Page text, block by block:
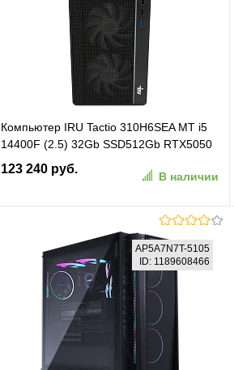
В избранное К сравнению
Компьютер IRU Tactio 310H6SEA MT i5
14400F (2.5) 32Gb SSD512Gb RTX5050
8Gb без ОС GbitEth 500W черный (RUS)
(2164591)
123 240 руб.
В наличии
В корзину
В избранное К сравнению
AP5A7N7T-5105
ID: 1189608466